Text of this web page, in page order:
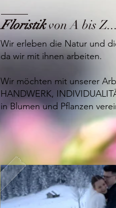
Floristik von A bis Z...
Wir erleben die Natur und
da wir mit ihnen arbeiten.
Wir möchten mit unserer
HANDWERK,
in Blumen und Pflanzen